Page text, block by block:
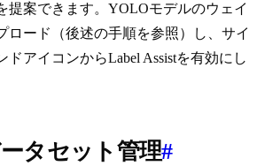
提案できます。YOLOモデルのウェイ
ロード（後述の手順を参照）し、サイ
ドアイコンからLabel Assistを有効にし
タセット管理#